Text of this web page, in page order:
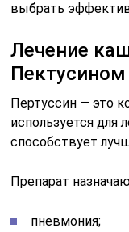
выбрать
Лечение
Пектусином
Пертуссин — это
используется для
способствует
Препарат
пневмония;